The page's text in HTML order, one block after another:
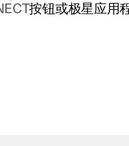
按钮或极星应用